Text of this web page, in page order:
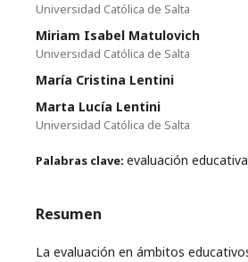
Universidad Católica de Salta
Miriam Isabel Matulovich
Universidad Católica de Salta
María Cristina Lentini
Marta Lucía Lentini
Universidad Católica de Salta
Palabras clave: evaluación educativa
Resumen
La evaluación en ámbitos